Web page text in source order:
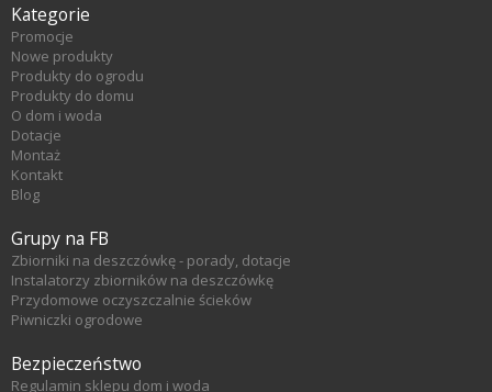
Kategorie
Promocje
Nowe produkty
Produkty do ogrodu
Produkty do domu
O dom i woda
Dotacje
Montaż
Kontakt
Blog
Grupy na FB
Zbiorniki na deszczówkę - porady, dotacje
Instalatorzy zbiorników na deszczówkę
Przydomowe oczyszczalnie ścieków
Piwniczki ogrodowe
Bezpieczeństwo
Regulamin sklepu dom i woda